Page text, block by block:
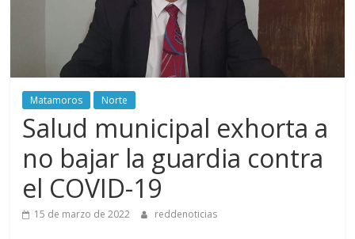
Matamoros Norte
Salud municipal exhorta a
no bajar la guardia contra
el COVID-19
15 de marzo de 2022 reddenoticias